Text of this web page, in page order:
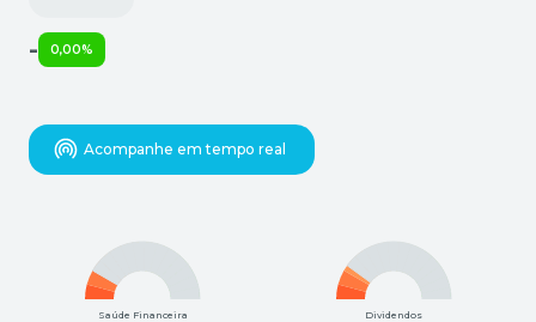
Acompanhe em tempo real
- 0,00%
Saúde Financeira Dividendos